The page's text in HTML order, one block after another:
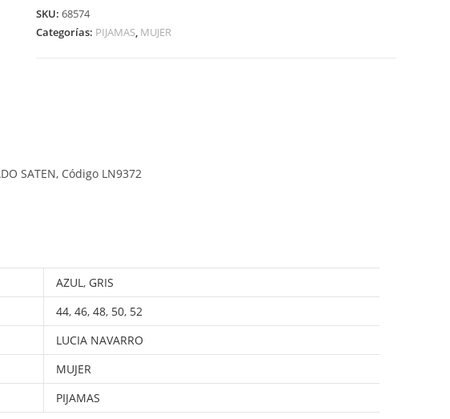
SKU:68574
Categorías: PIJAMAS, MUJER
SATEN, Código LN9372
AZUL, GRIS
44,46,48, 50, 52
LUCIA NAVARRO
MUJER
PIJAMAS